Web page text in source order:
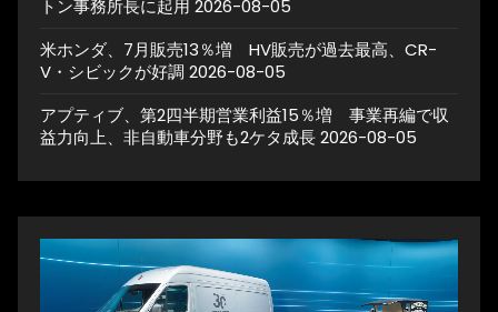
トン事務所長に起用 2026-08-05
米ホンダ、7月販売13％増 HV販売が過去最高、CR-
V・シビックが好調 2026-08-05
アプティブ、第2四半期営業利益15％増 事業再編で収
益力向上、非自動車分野も2ケタ成長2026-08-05